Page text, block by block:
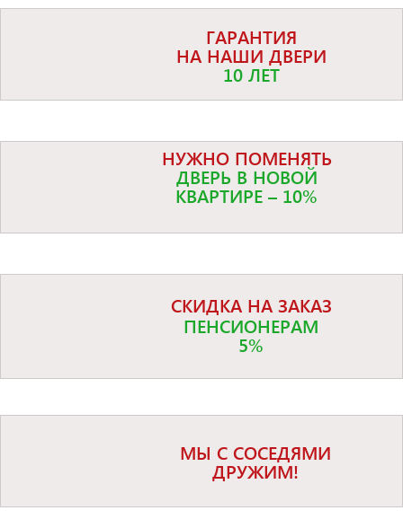
ГАРАНТИЯ
НА НАШИ ДВЕРИ
10 ЛЕТ
НУЖНО ПОМЕНЯТЬ
ДВЕРЬ В НОВОЙ
КВАРТИРЕ – 10%
СКИДКА НА ЗАКАЗ
ПЕНСИОНЕРАМ
5%
МЫ С СОСЕДЯМИ
ДРУЖИМ!